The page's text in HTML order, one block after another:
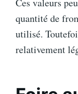
Ces valeurs
quantité de
utilisé.
relativement